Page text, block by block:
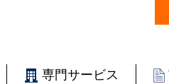
専門サービス